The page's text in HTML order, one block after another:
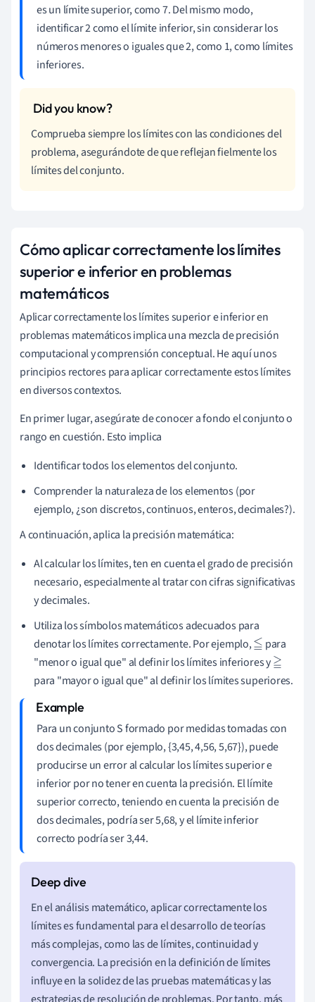
es un límite superior, como 7. Del mismo modo,
identificar 2 como el límite inferior, sin considerar los
números menores o iguales que 2, como 1, como límites
inferiores.
Comprueba siempre los límites con las condiciones del
problema, asegurándote de que reflejan fielmente los
límites del conjunto.
Cómo aplicar correctamente los límites
superior e inferior en problemas
matemáticos
Aplicar correctamente los límites superior e inferior en
problemas matemáticos implica una mezcla de precisión
computacional y comprensión conceptual. He aquí unos
principios rectores para aplicar correctamente estos límites
en diversos contextos.
En primer lugar, asegúrate de conocer a fondo el conjunto o
rango en cuestión. Esto implica
Identificar todos los elementos del conjunto.
Comprender la naturaleza de los elementos (por
ejemplo, ¿son discretos, continuos, enteros, decimales?).
A continuación, aplica la precisión matemática:
Al calcular los límites, ten en cuenta el grado de precisión
necesario, especialmente al tratar con cifras significativas
y decimales.
Utiliza los símbolos matemáticos adecuados para
denotar los límites correctamente. Por ejemplo,≦ para
"menor o igual que" al definir los límites inferiores y≧
para "mayor o igual que" al definir los límites superiores.
Para un conjunto S formado por medidas tomadas con
dos decimales (por ejemplo, {3,45, 4,56, 5,67}), puede
producirse un error al calcular los límites superior e
inferior por no tener en cuenta la precisión. El límite
superior correcto, teniendo en cuenta la precisión de
dos decimales, podría ser 5,68, y el límite inferior
correcto podría ser 3,44.
En el análisis matemático, aplicar correctamente los
límites es fundamental para el desarrollo de teorías
más complejas, como las de límites, continuidad y
convergencia. La precisión en la definición de límites
influye en la solidez de las pruebas matemáticas y las
estrategias de resolución de problemas. Por tanto, más